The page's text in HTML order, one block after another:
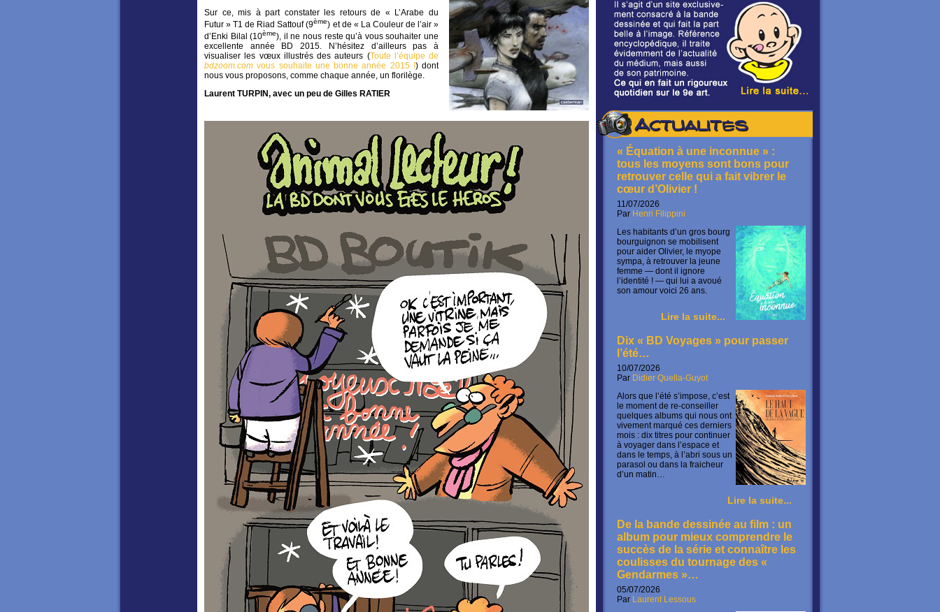
Actualités
« Équation à une inconnue » :
tous les moyens sont bons pour
retrouver celle qui a fait vibrer le
cœur d’Olivier !
11/07/2026
Par Henri Filippini
Les habitants d’un gros bourg
bourguignon se mobilisent
pour aider Olivier, le myope
sympa, à retrouver la jeune
femme — dont il ignore
l’identité ! — qui lui a avoué
son amour voici 26 ans.
Lire la suite...
Dix « BD Voyages » pour passer
l’été…
10/07/2026
Par Didier Quella-Guyot
Alors que l’été s’impose, c’est
le moment de re-conseiller
quelques albums qui nous ont
vivement marqué ces derniers
mois : dix titres pour continuer
à voyager dans l’espace et
dans le temps, à l’abri sous un
parasol ou dans la fraicheur
d’un matin…
Lire la suite...
De la bande dessinée au film : un
album pour mieux comprendre le
succès de la série et connaître les
coulisses du tournage des «
Gendarmes »…
05/07/2026
Par Laurent Lessous
Sur ce, mis à part constater les retours de « L’Arabe du
Futur » T1 de Riad Sattouf (9ème) et de « La Couleur de l’air »
d’Enki Bilal (10ème), il ne nous reste qu’à vous souhaiter une
excellente année BD 2015. N’hésitez d’ailleurs pas à
visualiser les vœux illustrés des auteurs (Toute l’équipe de
bdzoom.comvous souhaite une bonne année 2015 !) dont
nous vous proposons, comme chaque année, un florilège.
Laurent TURPIN, avec un peu de Gilles RATIER